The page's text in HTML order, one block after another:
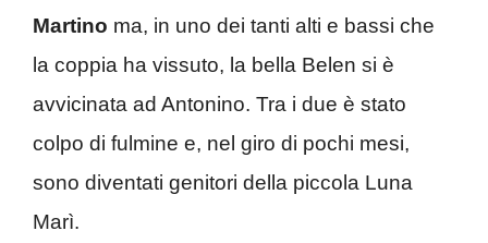
Martino ma, in uno dei tanti alti e bassi che
la coppia ha vissuto, la bella Belen si è
avvicinata ad Antonino. Tra i due è stato
colpo di fulmine e, nel giro di pochi mesi,
sono diventati genitori della piccola Luna
Marì.